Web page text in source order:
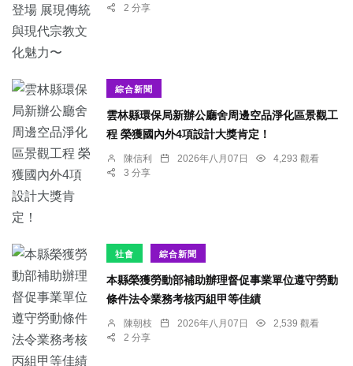
2 分享
綜合新聞
雲林縣環保局新辦公廳舍周邊空品淨化區景觀工
程 榮獲國內外4項設計大獎肯定！
陳信利 2026年八月07日
4,293 觀看
3 分享
社會 綜合新聞
本縣榮獲勞動部補助辦理督促事業單位遵守勞動
條件法令業務考核丙組甲等佳績
陳朝枝 2026年八月07日
2,539 觀看
2 分享